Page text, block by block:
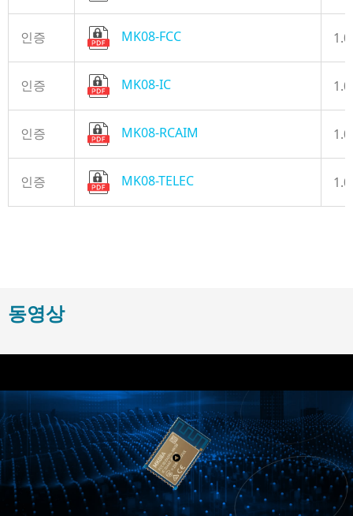
인증 MK08-FCC 1.0
인증 MK08-IC 1.0
인증 MK08-RCAIM 1.0
인증 MK08-TELEC 1.0
동영상